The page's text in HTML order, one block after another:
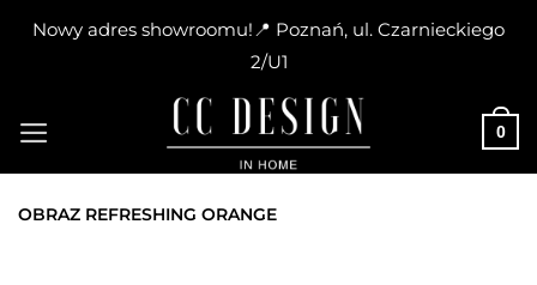
Nowy adres showroomu!📍 Poznań, ul. Czarnieckiego
2/U1
content
0
OBRAZ REFRESHING ORANGE